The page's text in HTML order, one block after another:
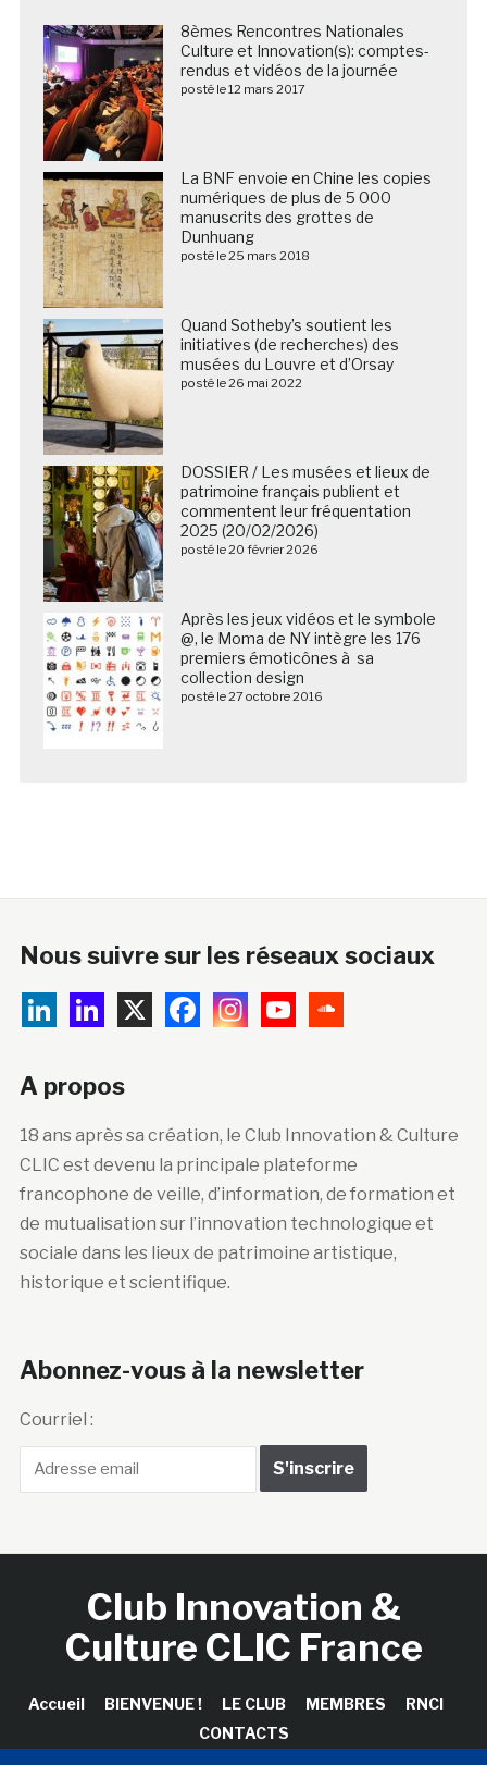
8èmes Rencontres Nationales
Culture et Innovation(s): comptes-
rendus et vidéos de la journée
posté le 12 mars 2017
La BNF envoie en Chine les copies
numériques de plus de 5 000
manuscrits des grottes de
Dunhuang
posté le 25 mars 2018
Quand Sotheby’s soutient les
initiatives (de recherches) des
musées du Louvre et d’Orsay
posté le 26 mai 2022
DOSSIER / Les musées et lieux de
patrimoine français publient et
commentent leur fréquentation
2025 (20/02/2026)
posté le 20 février 2026
Après les jeux vidéos et le symbole
@, le Moma de NY intègre les 176
premiers émoticônes à sa
collection design
posté le 27 octobre 2016
Nous suivre sur les réseaux sociaux
A propos
18 ans après sa création, le Club Innovation & Culture
CLIC est devenu la principale plateforme
francophone de veille, d’information, de formation et
de mutualisation sur l’innovation technologique et
sociale dans les lieux de patrimoine artistique,
historique et scientifique.
Abonnez-vous à la newsletter
Courriel :
Club Innovation &
Culture CLIC France
Accueil BIENVENUE ! LE CLUB MEMBRES
RNCI
CONTACTS